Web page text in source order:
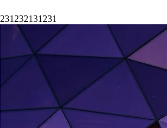
231232131231